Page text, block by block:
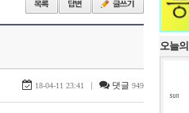
18-04-11 23:41 | 댓글 949
오늘